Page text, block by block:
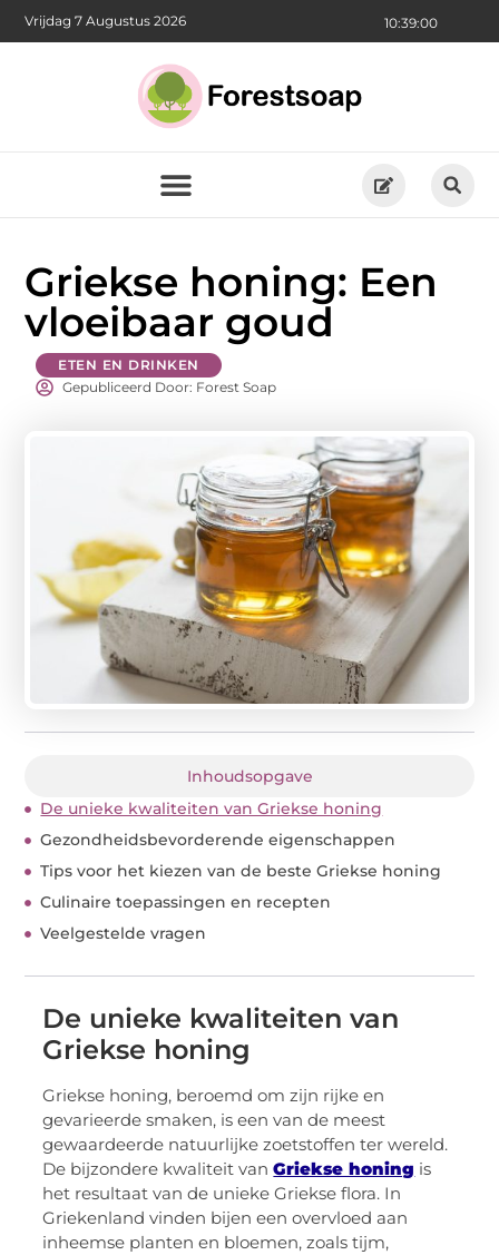
10:39:01
Vrijdag 7 Augustus 2026
Griekse honing: Een
vloeibaar goud
ETEN EN DRINKEN
Gepubliceerd Door: Forest Soap
Inhoudsopgave
De unieke kwaliteiten van Griekse honing
Gezondheidsbevorderende eigenschappen
Tips voor het kiezen van de beste Griekse honing
Culinaire toepassingen en recepten
Veelgestelde vragen
De unieke kwaliteiten van
Griekse honing
Griekse honing, beroemd om zijn rijke en
gevarieerde smaken, is een van de meest
gewaardeerde natuurlijke zoetstoffen ter wereld.
De bijzondere kwaliteit vanGriekse honing is
het resultaat van de unieke Griekse flora. In
Griekenland vinden bijen een overvloed aan
inheemse planten en bloemen, zoals tijm,